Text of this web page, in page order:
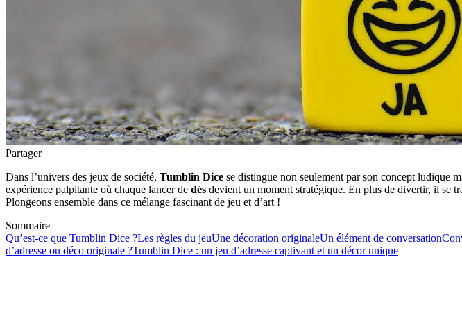
Partager
Dans l’univers des jeux de société, Tumblin Dice se distingue non seulement par son concept ludique
expérience palpitante où chaque lancer de dés devient un moment stratégique. En plus de divertir, il se
Plongeons ensemble dans ce mélange fascinant de jeu et d’art !
Sommaire
Qu’est-ce que Tumblin Dice ?Les règles du jeuUne décoration originaleUn élément de conversation
d’adresse ou déco originale ?Tumblin Dice : un jeu d’adresse captivant et un décor unique